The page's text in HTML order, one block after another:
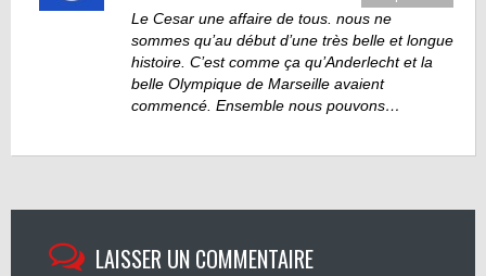
Le Cesar une affaire de tous. nous ne
sommes qu’au début d’une très belle et longue
histoire. C’est comme ça qu’Anderlecht et la
belle Olympique de Marseille avaient
commencé. Ensemble nous pouvons…
LAISSER UN COMMENTAIRE